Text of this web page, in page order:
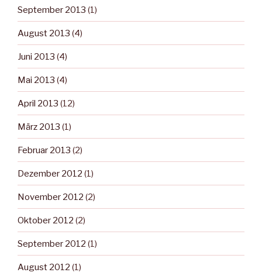
September 2013 (1)
August 2013 (4)
Juni 2013 (4)
Mai 2013 (4)
April 2013 (12)
März 2013 (1)
Februar 2013 (2)
Dezember 2012 (1)
November 2012 (2)
Oktober 2012 (2)
September 2012 (1)
August 2012 (1)